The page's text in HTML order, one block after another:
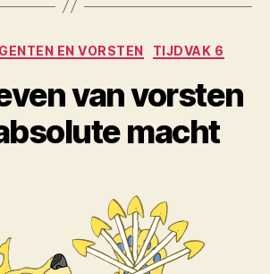
Categorieën
EN VORSTEN TIJDVAK 6
van vorsten
macht